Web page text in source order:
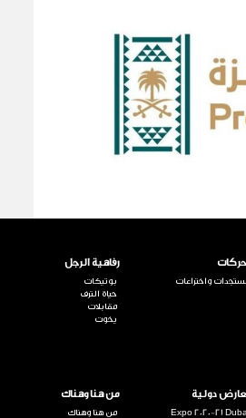
واختراعات
رفاهية الرجل
بوتيكات
حياة الترف
مقابلات
يخوت
دولية
Expo 2020-21
من هنا وهناك
من هنا وهناك